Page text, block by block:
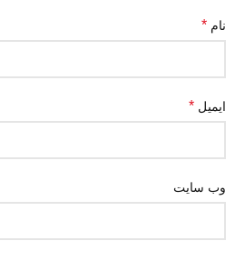
نام*
ایمیل*
وب‌ سایت